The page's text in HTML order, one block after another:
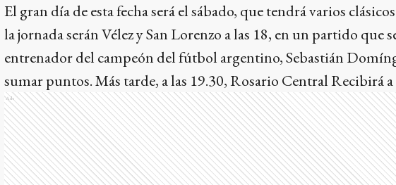
El gran día de esta fecha será el sábado, que tendrá varios
la jornada serán Vélez y San Lorenzo a las 18, en un partido que
entrenador del campeón del fútbol argentino, Sebastián
sumar puntos. Más tarde, a las 19.30, Rosario Central Recibirá
Ads